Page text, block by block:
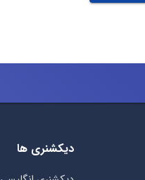
دیکشنری ها